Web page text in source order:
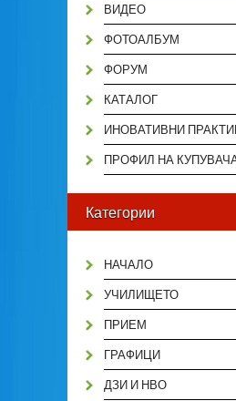
ВИДЕО
ФОТОАЛБУМ
ФОРУМ
КАТАЛОГ
ИНОВАТИВНИ
ПРОФИЛ НА
Категории
НАЧАЛО
УЧИЛИЩЕТО
ПРИЕМ
ГРАФИЦИ
ДЗИ И НВО